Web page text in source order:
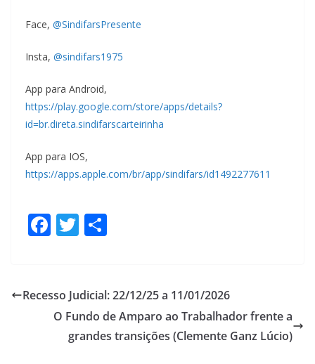
Face, @SindifarsPresente
Insta, @sindifars1975
App para Android,
https://play.google.com/store/apps/details?
id=br.direta.sindifarscarteirinha
App para IOS,
https://apps.apple.com/br/app/sindifars/id1492277611
F
b
o
T
er e
Recesso Judicial: 22/12/25 a 11/01/2026
O Fundo de Amparo ao Trabalhador frente a
grandes transições (Clemente Ganz Lúcio)